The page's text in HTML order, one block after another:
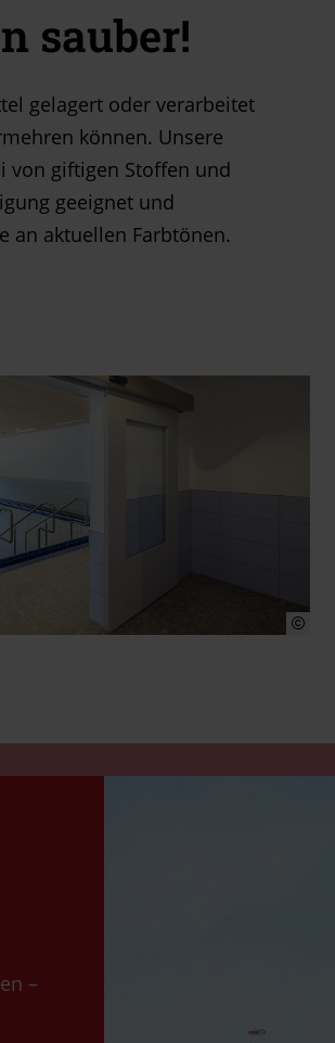
sauber!
gelagert oder verarbeitet
können. Unsere
von giftigen Stoffen und
geeignet und
an aktuellen Farbtönen.
–